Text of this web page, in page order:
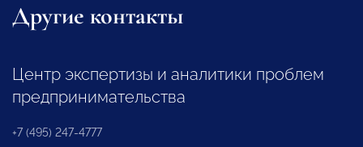
Другие контакты
Центр экспертизы и аналитики проблем
предпринимательства
+7 (495) 247-4777